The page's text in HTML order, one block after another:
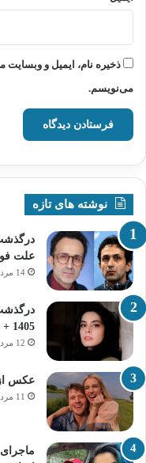
ذخیره نام، ایمیل و وبسایت
می‌نویسم.
نوشته های تازه
درگذشت
علت
14 مرداد 1405
1405 + علت فوت
12 مرداد 1405
عکس
11 مرداد 1405